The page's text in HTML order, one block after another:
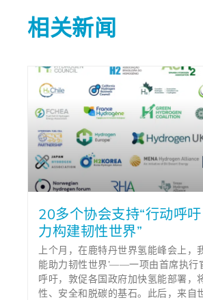
相关新闻
20多个协会支持“行动呼
力构建韧性世界”
上个月，在鹿特丹世界氢能峰会上，
能助力韧性世界’——一项由首席执行
呼吁，敦促各国政府加快氢能部署，
性、安全和脱碳的基石。此后，来自